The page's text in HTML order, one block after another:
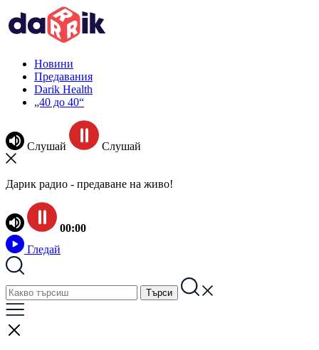
Новини
Предавания
Darik Health
„40 до 40“
Слушай Слушай
Дарик радио - предаване на живо!
00:00
Гледай